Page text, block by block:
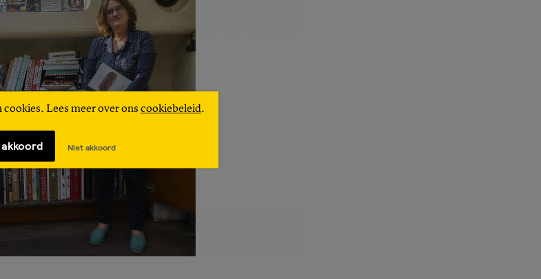
Lees meer over ons cookiebeleid.
akkoord Niet akkoord